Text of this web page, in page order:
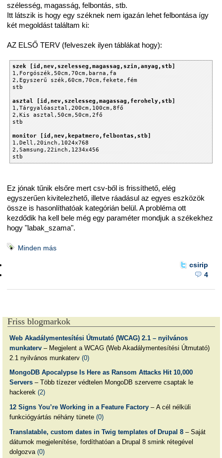
szélesség, magasság, felbontás, stb.
Itt látszik is hogy egy széknek nem igazán lehet felbontása így
két megoldást találtam ki:
AZ ELSŐ TERV (felveszek ilyen táblákat hogy):
szek [id,nev,szelesseg,magassag,szin,anyag,stb]
1,Forgószék,50cm,70cm,barna,fa
2,Egyszerű szék,60cm,70cm,fekete,fém
stb
asztal [id,nev,szelesseg,magassag,ferohely,stb]
1,Tárgyalóasztal,200cm,100cm,8fő
2,Kis asztal,50cm,50cm,2fő
stb
monitor [id,nev,kepatmero,felbontas,stb]
1,Dell,20inch,1024x768
2,Samsung,22inch,1234x456
stb
Ez jónak tűnik elsőre mert csv-ből is frissíthető, elég
egyszerűen kivitelezhető, illetve ráadásul az egyes eszközök
össze is hasonlíthatóak kategórián belül. A probléma ott
kezdődik ha kell bele még egy paraméter mondjuk a székekhez
hogy "labak_szama".
Minden más
csirip
4
Friss blogmarkok
Web Akadálymentesítési Útmutató (WCAG) 2.1 – nyilvános
munkaterv– Megjelent a WCAG (Web Akadálymentesítési Útmutató)
2.1 nyilvános munkaterv (0)
MongoDB Apocalypse Is Here as Ransom Attacks Hit 10,000
Servers– Több tízezer védtelen MongoDB szerverre csaptak le
hackerek (2)
12 Signs You’re Working in a Feature Factory– A cél nélküli
funkciógyártás néhány tünete (0)
Translatable, custom dates in Twig templates of Drupal 8– Saját
dátumok megjelenítése, fordíthatóan a Drupal 8 smink rétegével
dolgozva (0)